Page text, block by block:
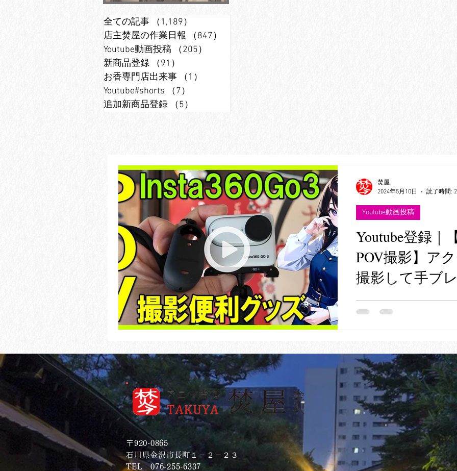
全ての記事 （1,189）
店主焚屋の作業日報
（847）
Youtube動画投稿
（205）
新商品登録
（91）
お香専門店出来事
（1）
Youtube#shorts
（7）
追加新商品登録
（5）
Youtube登録｜
POV撮影】ア
撮影して手ブ
@okou-taku
（2024年5月10日夜にア
ャプターと商品ページ＞
Youtube動画投稿
焚屋
2024年5月10日
読了時間:
〒920-0865
石川県金沢市長町１－２－２３
TEL 076-255-6337